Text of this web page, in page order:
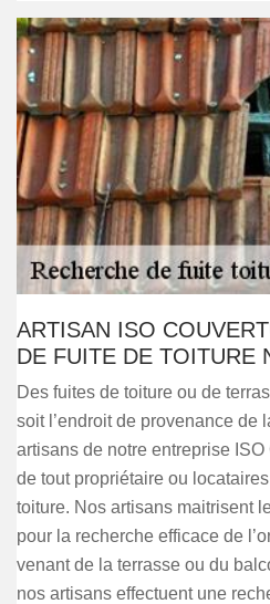
ARTISAN ISO
DE FUITE DE TOITURE
Des fuites de toiture ou de
soit l’endroit de provenance de
artisans de notre entreprise
de tout propriétaire ou
toiture. Nos artisans maitrisent
pour la recherche efficace de
venant de la terrasse ou du
nos artisans effectuent une